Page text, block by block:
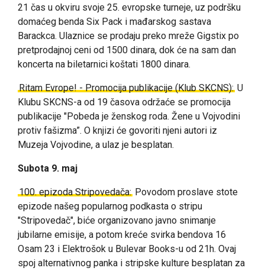
21 čas u okviru svoje 25. evropske turneje, uz podršku
domaćeg benda Six Pack i mađarskog sastava
Barackca. Ulaznice se prodaju preko mreže Gigstix po
pretprodajnoj ceni od 1500 dinara, dok će na sam dan
koncerta na biletarnici koštati 1800 dinara.
Ritam Evrope! - Promocija publikacije (Klub SKCNS): U
Klubu SKCNS-a od 19 časova održaće se promocija
publikacije "Pobeda je ženskog roda. Žene u Vojvodini
protiv fašizma”. O knjizi će govoriti njeni autori iz
Muzeja Vojvodine, a ulaz je besplatan.
Subota 9. maj
100. epizoda Stripovedača: Povodom proslave stote
epizode našeg popularnog podkasta o stripu
"Stripovedač", biće organizovano javno snimanje
jubilarne emisije, a potom kreće svirka bendova 16
Osam 23 i Elektrošok u Bulevar Books-u od 21h. Ovaj
spoj alternativnog panka i stripske kulture besplatan za